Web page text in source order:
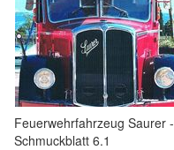
Feuerwehrfahrzeug Saurer -
Schmuckblatt 6.1